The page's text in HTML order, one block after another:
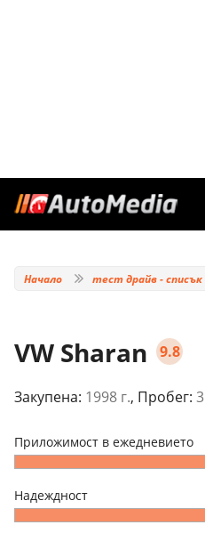
Начало тест драйв - списък
VW Sharan 9.8
Закупена: 1998 г., Пробег:
Приложимост в ежедневието
Надеждност